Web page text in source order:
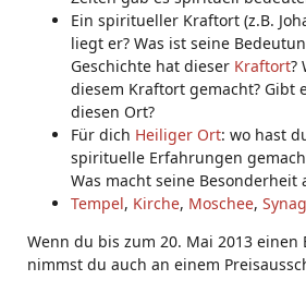
Ein spiritueller Kraftort (z.B.
liegt er? Was ist seine
Geschichte hat dieser Kraftort?
diesem Kraftort gemacht? Gibt
diesen Ort?
Für dich Heiliger Ort: wo hast
spirituelle Erfahrungen
Was macht seine Besonderheit
Tempel, Kirche, Moschee,
Wenn du bis zum 20. Mai 2013 einen
nimmst du auch an einem